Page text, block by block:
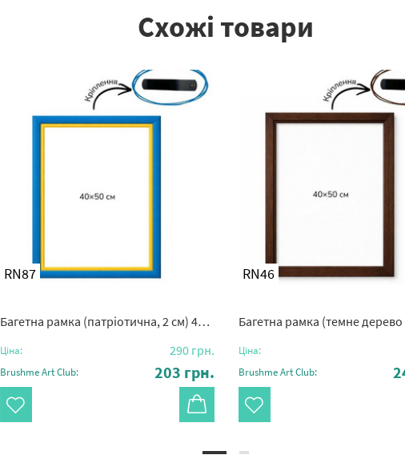
Схожі товари
RN87
Багетна рамка (патріотична, 2 см) 40х50
Ціна: 290 грн.
Brushme Art Club: 203 грн.
RN46
Багетна рамка (темне дерево 2
Ціна:
Brushme Art Club: